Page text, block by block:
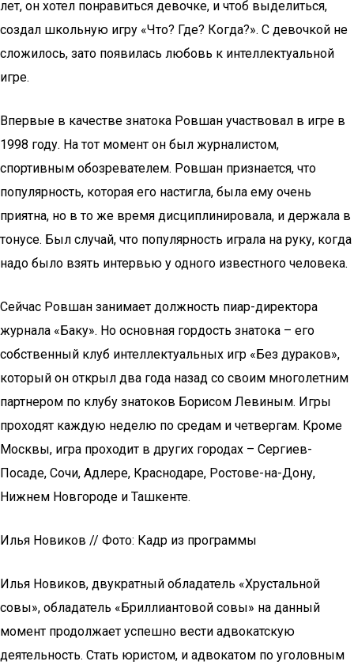
лет, он хотел понравиться девочке, и чтоб выделиться,
создал школьную игру «Что? Где? Когда?». С девочкой не
сложилось, зато появилась любовь к интеллектуальной
игре.
Впервые в качестве знатока Ровшан участвовал в игре в
1998 году. На тот момент он был журналистом,
спортивным обозревателем. Ровшан признается, что
популярность, которая его настигла, была ему очень
приятна, но в то же время дисциплинировала, и держала в
тонусе. Был случай, что популярность играла на руку, когда
надо было взять интервью у одного известного человека.
Сейчас Ровшан занимает должность пиар-директора
журнала «Баку». Но основная гордость знатока – его
собственный клуб интеллектуальных игр «Без дураков»,
который он открыл два года назад со своим многолетним
партнером по клубу знатоков Борисом Левиным. Игры
проходят каждую неделю по средам и четвергам. Кроме
Москвы, игра проходит в других городах – Сергиев-
Посаде, Сочи, Адлере, Краснодаре, Ростове-на-Дону,
Нижнем Новгороде и Ташкенте.
Илья Новиков // Фото: Кадр из программы
Илья Новиков, двукратный обладатель «Хрустальной
совы», обладатель «Бриллиантовой совы» на данный
момент продолжает успешно вести адвокатскую
деятельность. Стать юристом, и адвокатом по уголовным